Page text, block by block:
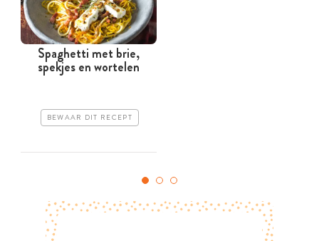
Spaghetti met brie,
spekjes en wortelen
BEWAAR DIT RECEPT